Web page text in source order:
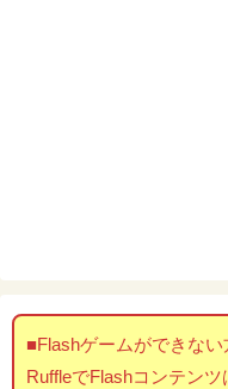
■Flashゲームができな
RuffleでFlashコンテンツ